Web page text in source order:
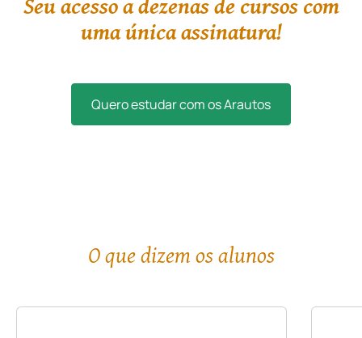
uma única assinatura!
Quero estudar com os Arautos
O que dizem os alunos